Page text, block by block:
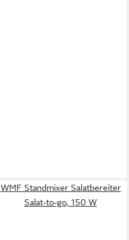
WMF Standmixer Salatbereiter
Salat-to-go, 150 W